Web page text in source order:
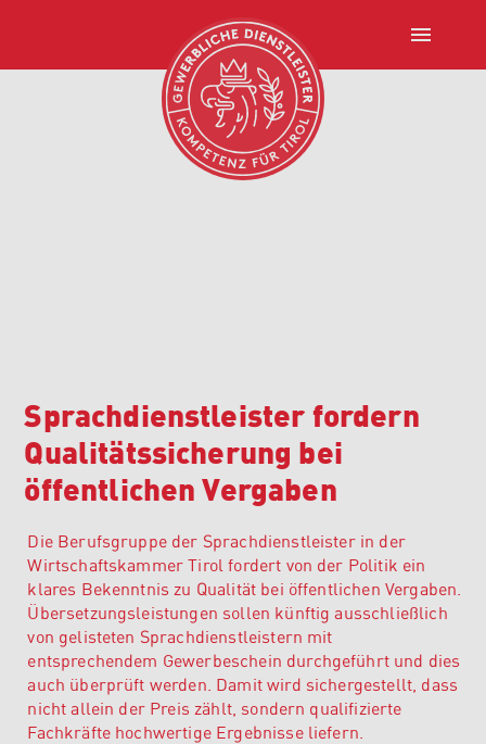
menu
Sprachdienstleister fordern
Qualitätssicherung bei
öffentlichen Vergaben
Die Berufsgruppe der Sprachdienstleister in der
Wirtschaftskammer Tirol fordert von der Politik ein
klares Bekenntnis zu Qualität bei öffentlichen Vergaben.
Übersetzungsleistungen sollen künftig ausschließlich
von gelisteten Sprachdienstleistern mit
entsprechendem Gewerbeschein durchgeführt und dies
auch überprüft werden. Damit wird sichergestellt, dass
nicht allein der Preis zählt, sondern qualifizierte
Fachkräfte hochwertige Ergebnisse liefern.